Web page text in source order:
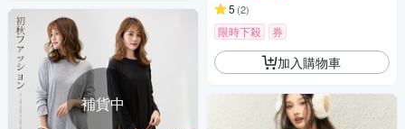
補貨中
5 (2)
限時下殺 券
加入購物車